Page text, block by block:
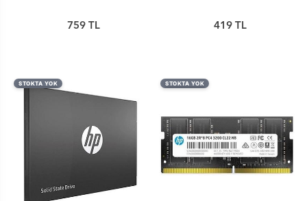
759 TL 419 TL
STOKTA YOK STOKTA YOK